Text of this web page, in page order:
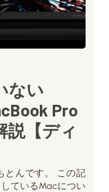
ない
Pro
説【ディ
とんです。 この記
ているMacについ